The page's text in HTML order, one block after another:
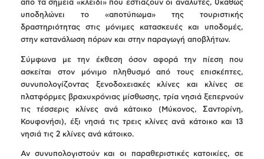
από τα σημεία «κλειδί» που εστιάζουν οι αναλυτές, 0καθώς
υποδηλώνει το «αποτύπωμα» της τουριστικής
δραστηριότητας στις μόνιμες κατασκευές και υποδομές,
στην κατανάλωση πόρων και στην παραγωγή αποβλήτων.
Σύμφωνα με την έκθεση όσον αφορά την πίεση που
ασκείται στον μόνιμο πληθυσμό από τους επισκέπτες,
συνυπολογίζοντας ξενοδοχειακές κλίνες και κλίνες σε
πλατφόρμες βραχυχρόνιας μίσθωσης, τρία νησιά ξεπερνούν
τις τέσσερις κλίνες ανά κάτοικο (Μύκονος, Σαντορίνη,
Κουφονήσι), έξι νησιά τις τρεις κλίνες ανά κάτοικο και 13
νησιά τις 2 κλίνες ανά κάτοικο.
Αν συνυπολογιστούν και οι παραθεριστικές κατοικίες, σε